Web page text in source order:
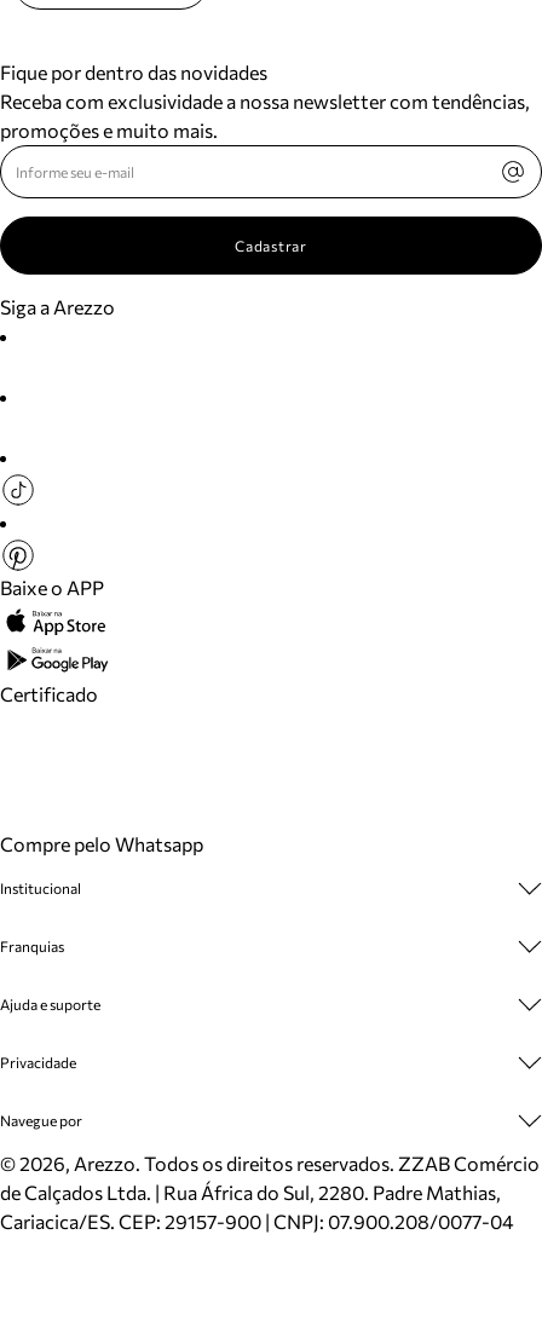
Fique por dentro das novidades
Receba com exclusividade a nossa newsletter com tendências,
promoções e muito mais.
Cadastrar
Siga a Arezzo
Baixe o APP
Certificado
Compre pelo Whatsapp
Institucional
Cashback
Venda Corporativa
Mapa do Site
Inverno
Mundo Arezzo
Franquias
Plano de Negócio
Ajuda e suporte
Cadastro
Meus Pedidos
Trocas e Devoluções
Cartão Presente
Localizador de lojas
Privacidade
Politica e Privacidade
Navegue por
Sapatos
Bolsas
Scarpins
©2026, Arezzo. Todos os direitos reservados. ZZAB Comércio
de Calçados Ltda. | Rua África do Sul, 2280. Padre Mathias,
Cariacica/ES. CEP: 29157-900 | CNPJ: 07.900.208/0077-04